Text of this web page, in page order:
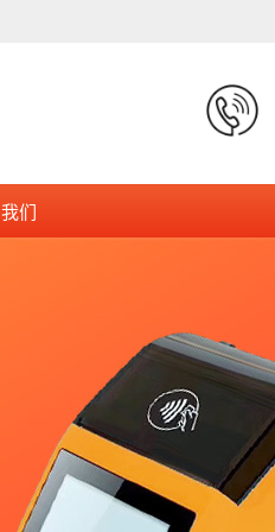
们